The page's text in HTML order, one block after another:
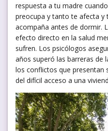
respuesta a tu madre
preocupa y tanto te afecta y
acompaña antes de dormir.
efecto directo en la salud
sufren. Los psicólogos
años superó las barreras de
los conflictos que presentan
del difícil acceso a una